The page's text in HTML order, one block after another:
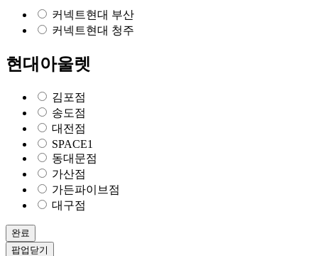
커넥트현대 부산
커넥트현대 청주
현대아울렛
김포점
송도점
대전점
SPACE1
동대문점
가산점
가든파이브점
대구점
완료
팝업닫기